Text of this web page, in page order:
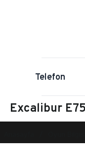
Telefon
Excalibur